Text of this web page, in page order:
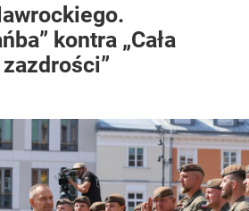
kontra „Cała